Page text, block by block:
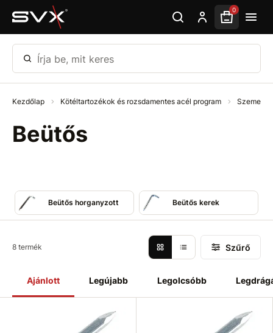
Ugrás az oldal fő részéhez 0
Írja be, mit keres
Kezdőlap Kötéltartozékok és rozsdamentes acél program Szemek -
Beütős
Beütős horganyzott Beütős kerek
Ajánlott Legújabb Legolcsóbb
8 termék Szűrő